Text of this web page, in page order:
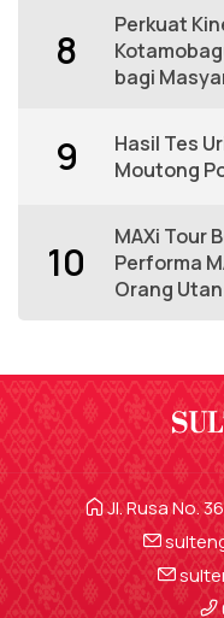
8
Perkuat
bagi
9
Hasil Tes
Moutong
10
MAXi Tour
Performa
Orang Utan
Jl. Rusa No.